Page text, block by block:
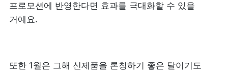
프로모션에 반영한다면 효과를 극대화할 수 있을
거예요.
또한 1월은 그해 신제품을 론칭하기 좋은 달이기도